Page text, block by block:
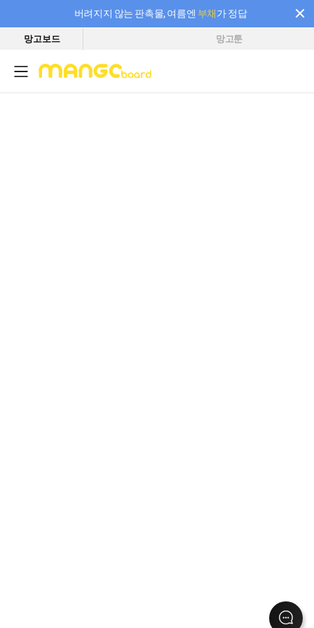
버려지지 않는 판촉물, 여름엔 부채가 정답
필요한 만큼 충전하고 끊김 없이 작업하세요! 새로워진 AI 부스터 요금제
망고보드 망고툰